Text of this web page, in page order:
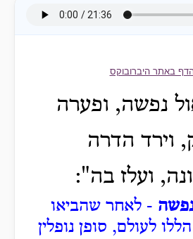
באתר היברובוקס
נפשה, ופערה
וירד הדרה
ועלז בה":
- לאחר שהביאו
לעולם, סופן נופלין